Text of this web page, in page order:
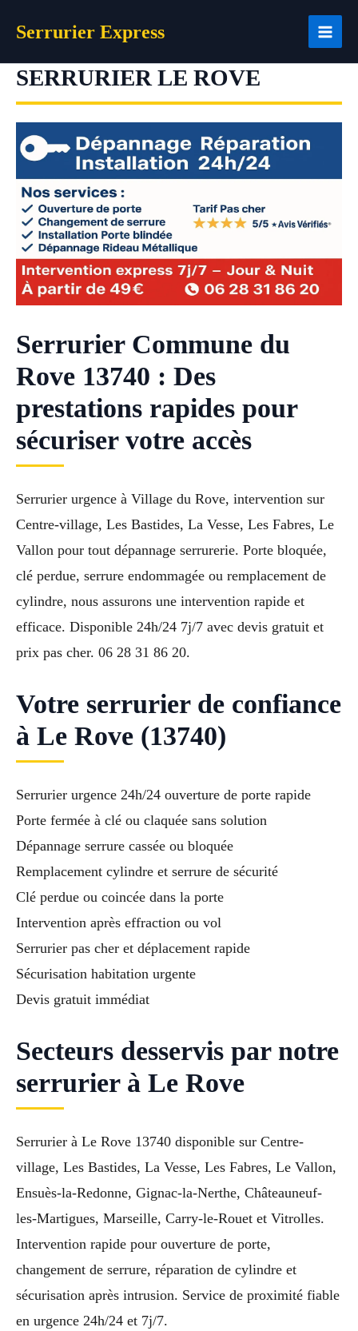
Serrurier Express
SERRURIER LE ROVE
Serrurier Commune du
Rove 13740 : Des
prestations rapides pour
sécuriser votre accès
Serrurier urgence à Village du Rove, intervention sur
Centre-village, Les Bastides, La Vesse, Les Fabres, Le
Vallon pour tout dépannage serrurerie. Porte bloquée,
clé perdue, serrure endommagée ou remplacement de
cylindre, nous assurons une intervention rapide et
efficace. Disponible 24h/24 7j/7 avec devis gratuit et
prix pas cher. 06 28 31 86 20.
Votre serrurier de confiance
à Le Rove (13740)
Serrurier urgence 24h/24 ouverture de porte rapide
Porte fermée à clé ou claquée sans solution
Dépannage serrure cassée ou bloquée
Remplacement cylindre et serrure de sécurité
Clé perdue ou coincée dans la porte
Intervention après effraction ou vol
Serrurier pas cher et déplacement rapide
Sécurisation habitation urgente
Devis gratuit immédiat
Secteurs desservis par notre
serrurier à Le Rove
Serrurier à Le Rove 13740 disponible sur Centre-
village, Les Bastides, La Vesse, Les Fabres, Le Vallon,
Ensuès-la-Redonne, Gignac-la-Nerthe, Châteauneuf-
les-Martigues, Marseille, Carry-le-Rouet et Vitrolles.
Intervention rapide pour ouverture de porte,
changement de serrure, réparation de cylindre et
sécurisation après intrusion. Service de proximité fiable
en urgence 24h/24 et 7j/7.